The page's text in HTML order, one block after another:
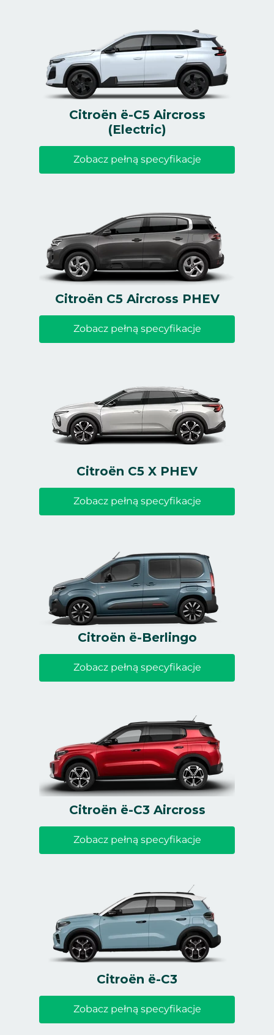
Citroën ë-Berlingo
Zobacz pełną specyfikacje
Citroën ë-C3 Aircross
Zobacz pełną specyfikacje
Citroën C5 X PHEV
Zobacz pełną specyfikacje
Citroën C5 Aircross PHEV
Zobacz pełną specyfikacje
Citroën ë-C5 Aircross
(Electric)
Zobacz pełną specyfikacje
Citroën ë-C3
Zobacz pełną specyfikacje